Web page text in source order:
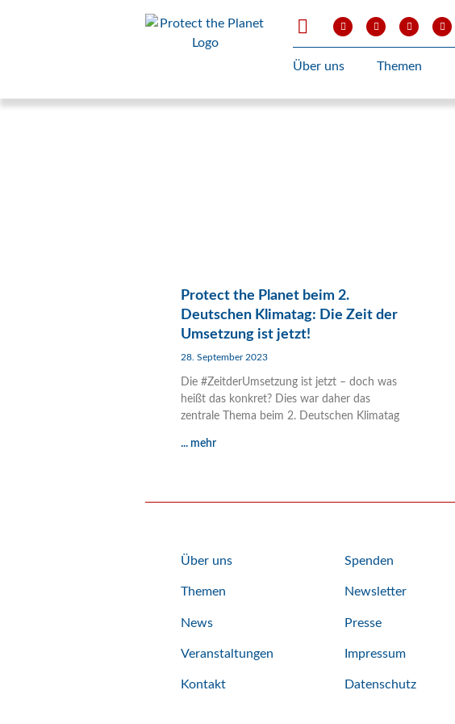
Über uns Themen
Protect the Planet beim 2.
Deutschen Klimatag: Die Zeit der
Umsetzung ist jetzt!
28. September 2023
Die #ZeitderUmsetzung ist jetzt – doch was
heißt das konkret? Dies war daher das
zentrale Thema beim 2. Deutschen Klimatag
... mehr
Über uns
Themen
News
Veranstaltungen
Kontakt
Spenden
Newsletter
Presse
Impressum
Datenschutz